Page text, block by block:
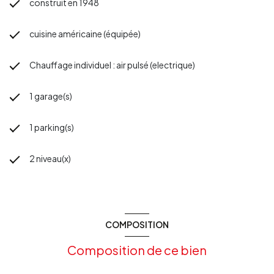
cuisine américaine (équipée)
Chauffage individuel : air pulsé (electrique)
1 garage(s)
1 parking(s)
2 niveau(x)
COMPOSITION
Composition de ce bien